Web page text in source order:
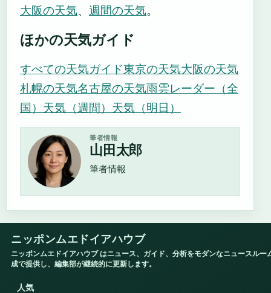
大阪の天気、 週間の天気。
ほかの天気ガイド
すべての天気ガイド東京の天気大阪の天気
札幌の天気名古屋の天気雨雲レーダー（全
国） 天気（週間） 天気（明日）
筆者情報
山田太郎
筆者情報
ニッポンムエドイアハウブ
ニッポンムエドイアハウブ はニュース、ガイド、分析をモダンなニュースルー
成で提供し、編集部が継続的に更新します。
人気